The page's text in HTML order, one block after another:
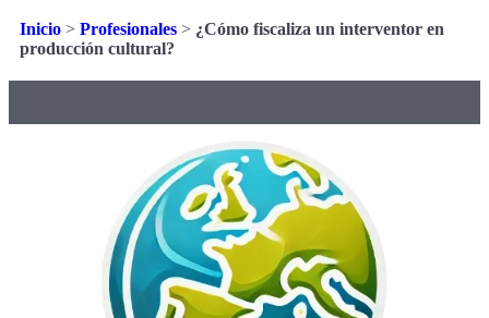
Inicio > Profesionales > ¿Cómo fiscaliza un interventor en
producción cultural?